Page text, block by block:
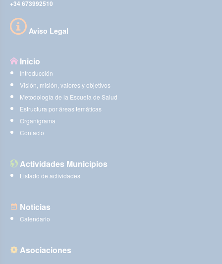
+34 673992510
Aviso Legal
Inicio
Introducción
Visión, misión, valores y objetivos
Metodología de la Escuela de Salud
Estructura por áreas temáticas
Organigrama
Contacto
Actividades Municipios
Listado de actividades
Noticias
Calendario
Asociaciones